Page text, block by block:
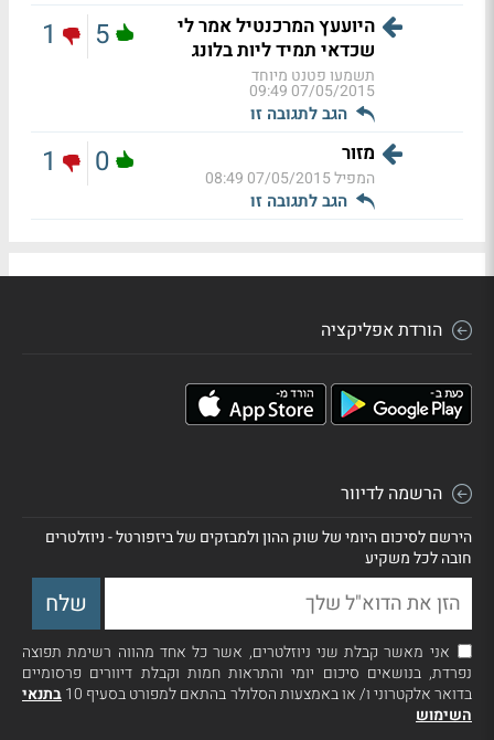
היועעץ המרכנטיל אמר לי
שכדאי תמיד ליות בלונג
תשמעו פטנט מיוחד
07/05/2015 09:49
הגב לתגובה זו
5
1
מזור
המפיל07/05/2015 08:49
הגב לתגובה זו
0
1
הורדת אפליקציה
הרשמה לדיוור
הירשם לסיכום היומי של שוק ההון ולמבזקים של ביזפורטל - ניוזלטרים
חובה לכל משקיע
אני מאשר קבלת שני ניוזלטרים, אשר כל אחד מהווה רשימת תפוצה
נפרדת, בנושאים סיכום יומי והתראות חמות וקבלת דיוורים פרסומיים
בדואר אלקטרוני ו/ או באמצעות הסלולר בהתאם למפורט בסעיף 10
בתנאי
השימוש